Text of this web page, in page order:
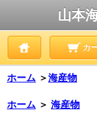
山本
カ
ホーム ＞海産物
ホーム ＞ 海産物